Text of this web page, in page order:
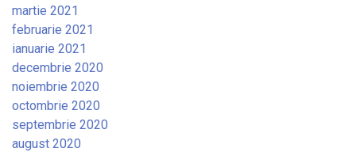
martie 2021
februarie 2021
ianuarie 2021
decembrie 2020
noiembrie 2020
octombrie 2020
septembrie 2020
august 2020